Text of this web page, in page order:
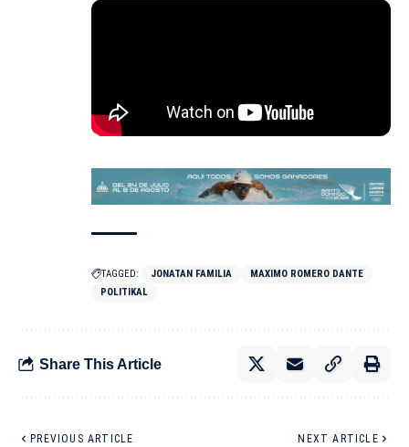
TAGGED: JONATAN FAMILIA
MAXIMO ROMERO DANTE
POLITIKAL
Share This Article
PREVIOUS ARTICLE NEXT ARTICLE